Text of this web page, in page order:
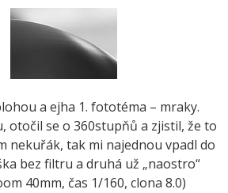
a ejha 1. fototéma – mraky.
se o 360stupňů a zjistil, že to
nekuřák, tak mi najednou vpadl do
bez filtru a druhá už „naostro“
40mm, čas 1/160, clona 8.0)